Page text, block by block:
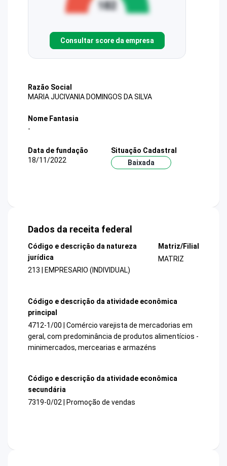
Consultar score da empresa
Razão Social
MARIA JUCIVANIA DOMINGOS DA SILVA
Nome Fantasia
-
Data de fundação
18/11/2022
Situação Cadastral
Baixada
Dados da receita federal
Código e descrição da natureza
jurídica
213 | EMPRESARIO (INDIVIDUAL)
Matriz/Filial
MATRIZ
Código e descrição da atividade econômica
principal
4712-1/00 | Comércio varejista de mercadorias em
geral, com predominância de produtos alimentícios -
minimercados, mercearias e armazéns
Código e descrição da atividade econômica
secundária
7319-0/02 | Promoção de vendas